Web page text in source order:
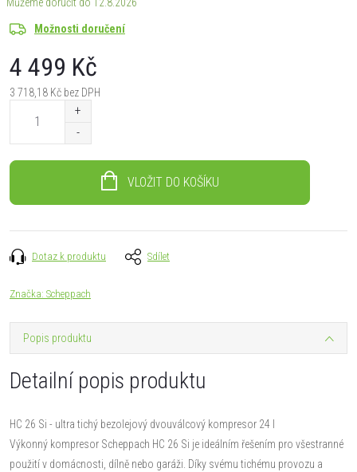
Možnosti doručení
4 499 Kč
3 718,18 Kč bez DPH
VLOŽIT DO KOŠÍKU
Dotaz k produktu Sdílet
Značka: Scheppach
Popis produktu
Detailní popis produktu
HC 26 Si - ultra tichý bezolejový dvouválcový kompresor 24 l
Výkonný kompresor Scheppach HC 26 Si je ideálním řešením pro všestranné
použití v domácnosti, dílně nebo garáži. Díky svému tichému provozu a